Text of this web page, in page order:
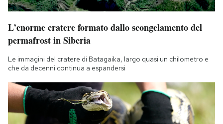
L’enorme cratere formato dallo scongelamento del
permafrost in Siberia
Le immagini del cratere di Batagaika, largo quasi un chilometro e
che da decenni continua a espandersi